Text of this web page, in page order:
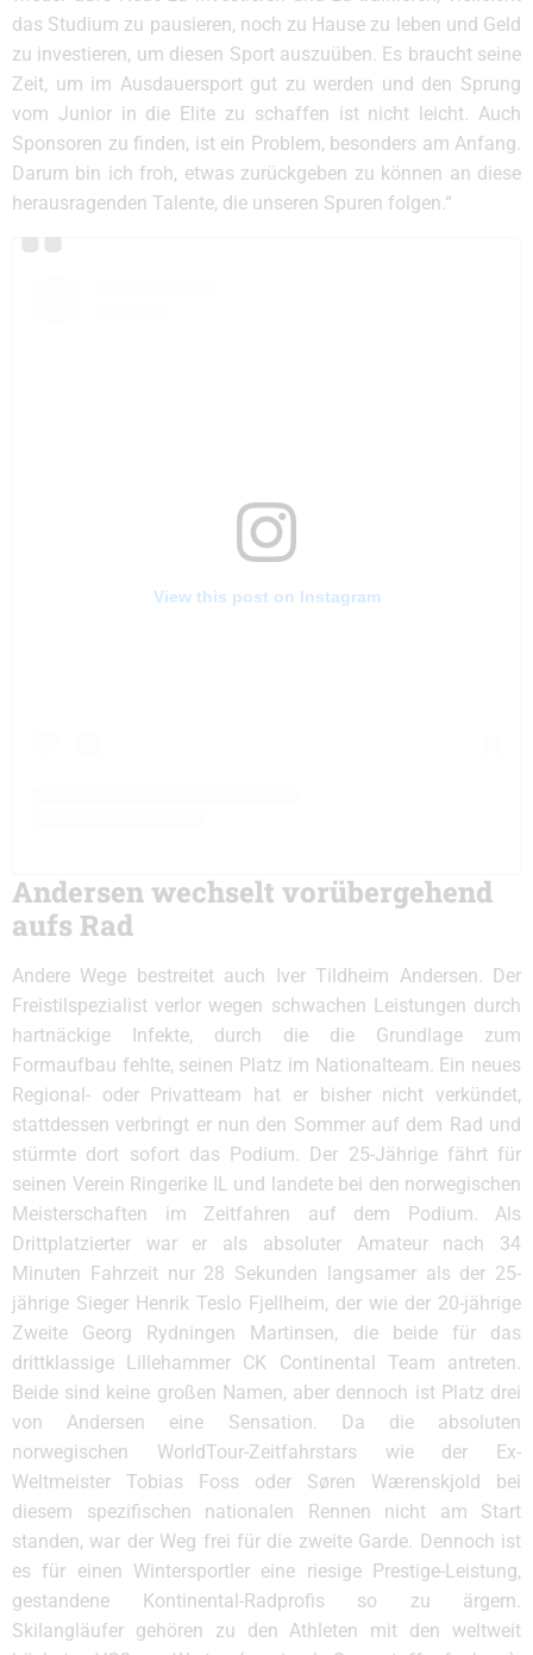
das Studium zu pausieren, noch zu Hause zu leben und Geld
zu investieren, um diesen Sport auszuüben. Es braucht seine
Zeit, um im Ausdauersport gut zu werden und den Sprung
vom Junior in die Elite zu schaffen ist nicht leicht. Auch
Sponsoren zu finden, ist ein Problem, besonders am Anfang.
Darum bin ich froh, etwas zurückgeben zu können an diese
herausragenden Talente, die unseren Spuren folgen.“
View this post on Instagram
Andersen wechselt vorübergehend
aufs Rad
Andere Wege bestreitet auch Iver Tildheim Andersen. Der
Freistilspezialist verlor wegen schwachen Leistungen durch
hartnäckige Infekte, durch die die Grundlage zum
Formaufbau fehlte, seinen Platz im Nationalteam. Ein neues
Regional- oder Privatteam hat er bisher nicht verkündet,
stattdessen verbringt er nun den Sommer auf dem Rad und
stürmte dort sofort das Podium. Der 25-Jährige fährt für
seinen Verein Ringerike IL und landete bei den norwegischen
Meisterschaften im Zeitfahren auf dem Podium. Als
Drittplatzierter war er als absoluter Amateur nach 34
Minuten Fahrzeit nur 28 Sekunden langsamer als der 25-
jährige Sieger Henrik Teslo Fjellheim, der wie der 20-jährige
Zweite Georg Rydningen Martinsen, die beide für das
drittklassige Lillehammer CK Continental Team antreten.
Beide sind keine großen Namen, aber dennoch ist Platz drei
von Andersen eine Sensation. Da die absoluten
norwegischen WorldTour-Zeitfahrstars wie der Ex-
Weltmeister Tobias Foss oder Søren Wærenskjold bei
diesem spezifischen nationalen Rennen nicht am Start
standen, war der Weg frei für die zweite Garde. Dennoch ist
es für einen Wintersportler eine riesige Prestige-Leistung,
gestandene Kontinental-Radprofis so zu ärgern.
Skilangläufer gehören zu den Athleten mit den weltweit